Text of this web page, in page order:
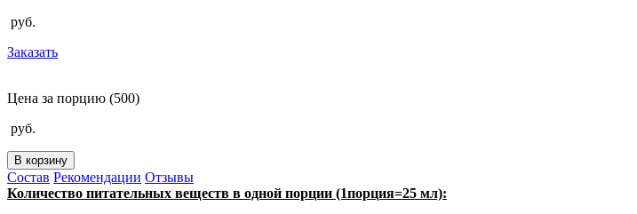
руб.
Заказать
Цена за порцию (500)
руб.
В корзину
Состав Рекомендации Отзывы
Количество питательных веществ в одной порции (1порция=25 мл):